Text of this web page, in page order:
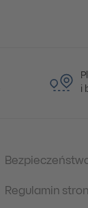
i
Regulamin